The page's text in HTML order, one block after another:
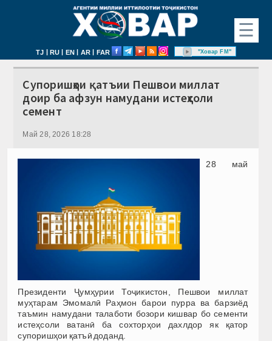
☰
TJ | RU | EN | AR | FAR "Ховар FM"
Супоришҳои қатъии Пешвои миллат
доир ба афзун намудани истеҳсоли
семент
Май 28, 2026 18:28
28 май
Президенти Ҷумҳурии Тоҷикистон, Пешвои миллат
муҳтарам Эмомалӣ Раҳмон барои пурра ва барзиёд
таъмин намудани талаботи бозори кишвар бо сементи
истеҳсоли ватанӣ ба сохторҳои дахлдор як қатор
супоришҳои қатъӣ доданд.